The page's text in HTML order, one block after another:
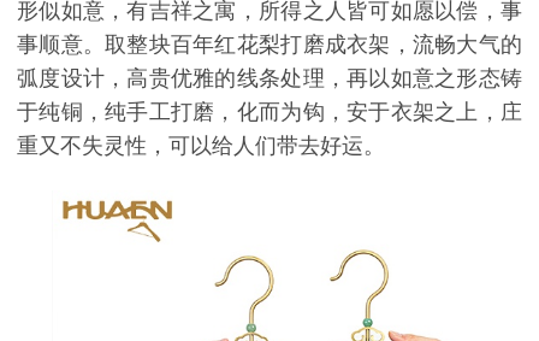
形似如意，有吉祥之寓，所得之人皆可如愿以偿，事
事顺意。取整块百年红花梨打磨成衣架，流畅大气的
弧度设计，高贵优雅的线条处理，再以如意之形态铸
于纯铜，纯手工打磨，化而为钩，安于衣架之上，庄
重又不失灵性，可以给人们带去好运。